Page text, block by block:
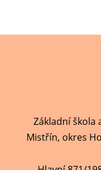
Základní škola
Mistřín, okres